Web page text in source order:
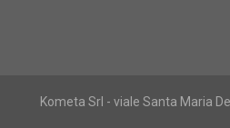
Kometa Srl - viale Santa Maria